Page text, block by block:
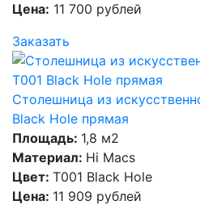
Цена: 11 700 рублей
Заказать
Столешница из
Black Hole прямая
Площадь: 1,8 м2
Материал: Hi Macs
Цвет: T001 Black Hole
Цена: 11 909 рублей